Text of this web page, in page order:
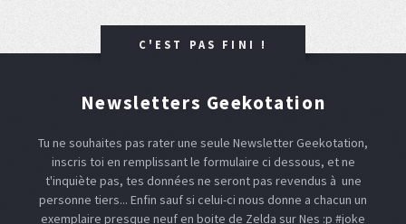
C'EST PAS FINI !
Newsletters Geekotation
Tu ne souhaites pas rater une seule Newsletter Geekotation,
inscris toi en remplissant le formulaire ci dessous, et ne
t'inquiète pas, tes données ne seront pas revendus à une
personne tiers... Enfin sauf si celui-ci nous donne a chacun un
exemplaire presque neuf en boite de Zelda sur Nes :p #joke